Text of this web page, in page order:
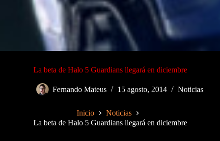
La beta de Halo 5 Guardians llegará en diciembre
Fernando Mateus 15 agosto, 2014 Noticias
Inicio
Noticias
La beta de Halo 5 Guardians llegará en diciembre